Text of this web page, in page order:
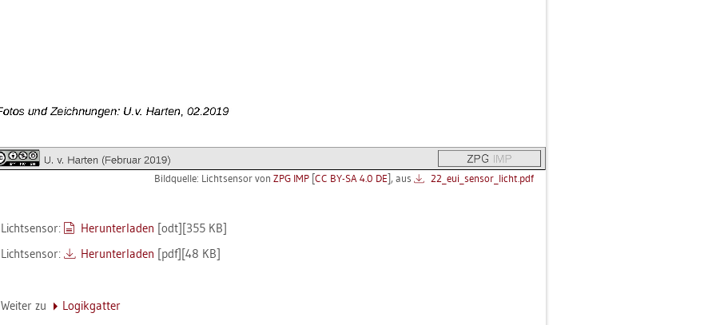
Bild­quel­le: Licht­sen­sor von ZPG IMP [CC BY-SA 4.0 DE], aus 22_eu­i_­sen­sor_­licht.pdf
Licht­sen­sor: Her­un­ter­la­den [odt][355 KB]
Licht­sen­sor:
Her­un­ter­la­den [pdf][48 KB]
Wei­ter zu Lo­gik­gat­ter